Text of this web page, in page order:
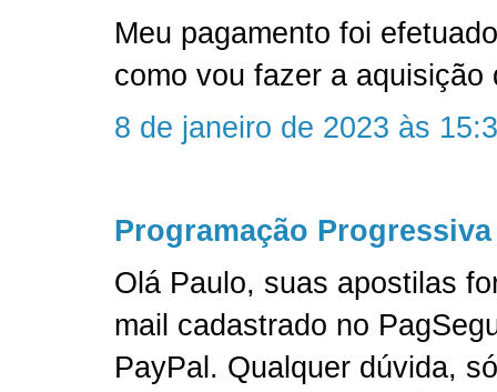
Meu pagamento foi
como vou fazer a aquisição
8 de janeiro de 2023 às
Programação Progressiva
Olá Paulo, suas apostilas
mail cadastrado no
PayPal. Qualquer dúvida,